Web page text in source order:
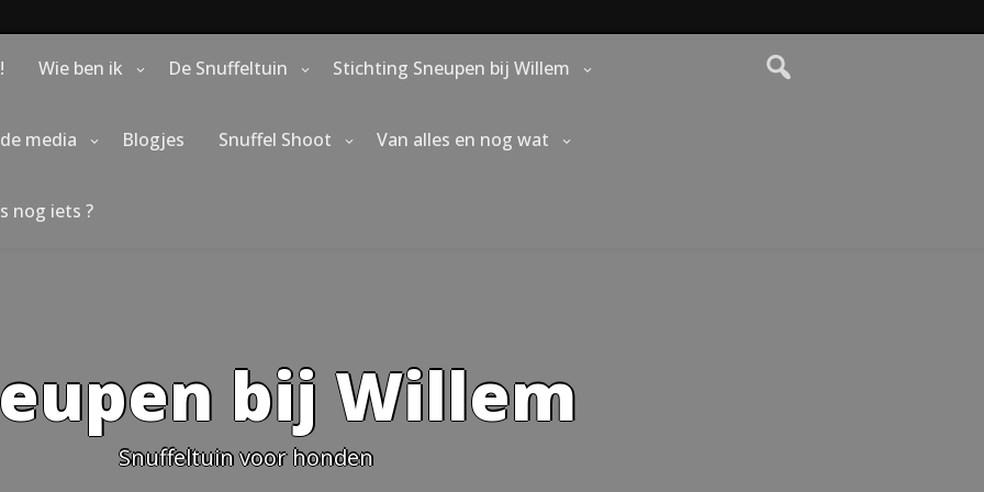
Wie ben ik De Snuffeltuin Stichting Sneupen bij Willem
media Blogjes Snuffel Shoot Van alles en nog wat
nog iets ?
bij Willem
Snuffeltuin voor honden